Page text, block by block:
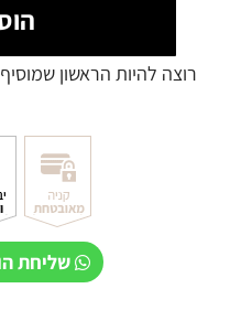
רוצה להיות הראשון
שליחת